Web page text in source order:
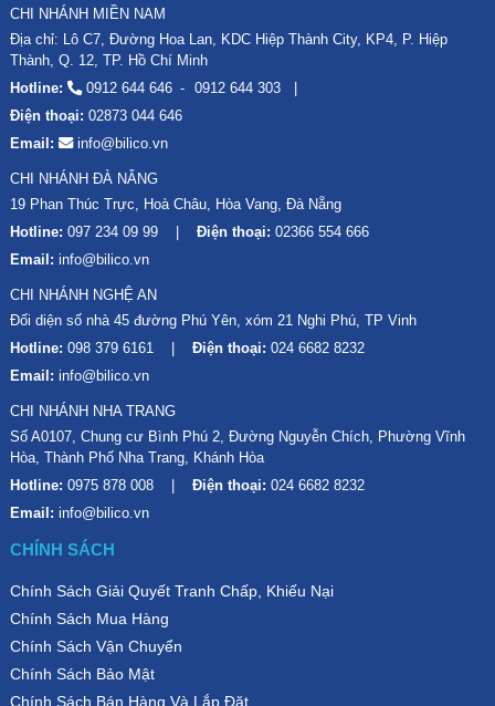
CHI NHÁNH MIỀN NAM
Địa chỉ: Lô C7, Đường Hoa Lan, KDC Hiệp Thành City, KP4, P. Hiệp
Thành, Q. 12, TP. Hồ Chí Minh
Hotline:
0912 644 646
0912 644 303
Điện thoại: 02873 044 646
Email:
info@bilico.vn
CHI NHÁNH ĐÀ NẴNG
19 Phan Thúc Trực, Hoà Châu, Hòa Vang, Đà Nẵng
Hotline: 097 234 09 99 Điện thoại: 02366 554 666
Email: info@bilico.vn
CHI NHÁNH NGHỆ AN
Đối diện số nhà 45 đường Phú Yên, xóm 21 Nghi Phú, TP Vinh
Hotline: 098 379 6161 Điện thoại: 024 6682 8232
Email: info@bilico.vn
CHI NHÁNH NHA TRANG
Số A0107, Chung cư Bình Phú 2, Đường Nguyễn Chích, Phường Vĩnh
Hòa, Thành Phố Nha Trang, Khánh Hòa
Hotline: 0975 878 008 Điện thoại: 024 6682 8232
Email: info@bilico.vn
CHÍNH SÁCH
Chính Sách Giải Quyết Tranh Chấp, Khiếu Nại
Chính Sách Mua Hàng
Chính Sách Vận Chuyển
Chính Sách Bảo Mật
Chính Sách Bán Hàng Và Lắp Đặt